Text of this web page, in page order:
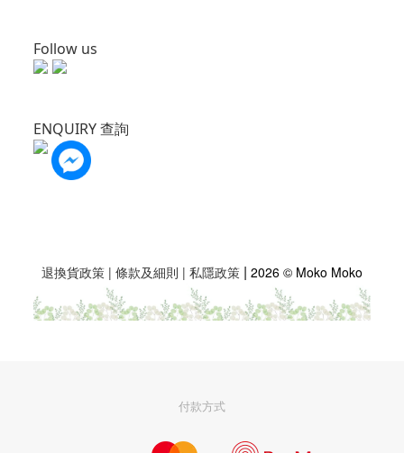
Follow us
ENQUIRY 查詢
退換貨政策 | 條款及細則 | 私隱政策 | 2026 © Moko Moko
付款方式